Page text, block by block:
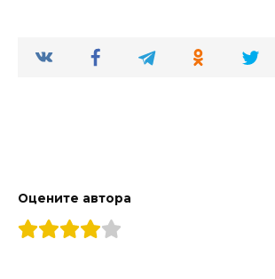
Оцените автора